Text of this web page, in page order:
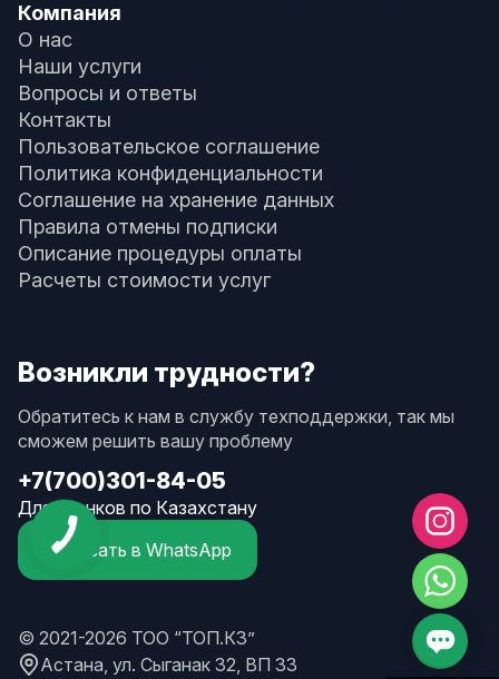
Компания
О нас
Наши услуги
Вопросы и ответы
Контакты
Пользовательское соглашение
Политика конфиденциальности
Соглашение на хранение данных
Правила отмены подписки
Описание процедуры оплаты
Расчеты стоимости услуг
Возникли трудности?
Обратитесь к нам в службу техподдержки, так мы
сможем решить вашу проблему
+7(700)301-84-05
Для звонков по Казахстану
Написать в WhatsApp
© 2021-2026 ТОО “ТОП.КЗ”
Астана, ул. Сыганак 32, ВП 33